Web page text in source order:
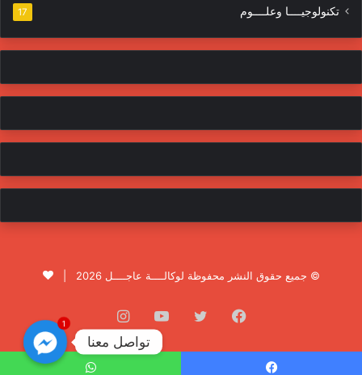
تكنولوجيــــا وعلــــوم 17
© جميع حقوق النشر محفوظة لوكالــــة عاجــــل 2026 |
فيسبوك تويتر يوتيوبانستقرام
تواصل معنا